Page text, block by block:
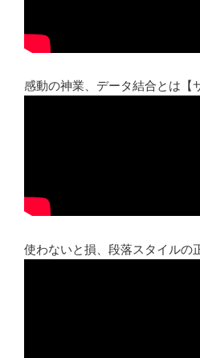
感動の神業、データ結合とは【
使わないと損、段落スタイルの